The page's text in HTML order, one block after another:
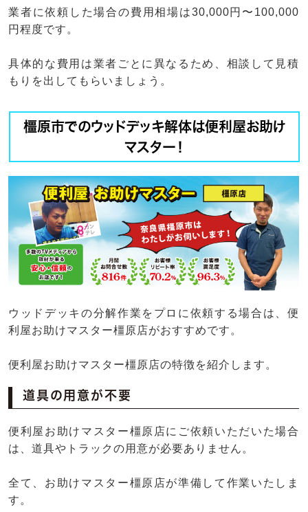
業者に依頼した場合の費用相場は30,000円〜100,000
円程度です。
具体的な費用は業者ごとに異なるため、相談して見積
もりを出してもらいましょう。
橿原市でのウッドデッキ解体は便利屋お助け
マスター！
ウッドデッキの分解作業をプロに依頼する場合は、便
利屋お助けマスター橿原店がおすすめです。
便利屋お助けマスター橿原店の特徴を紹介します。
道具の用意が不要
便利屋お助けマスター橿原店にご依頼いただいた場合
は、道具やトラックの用意が必要ありません。
全て、お助けマスター橿原店が準備して作業いたしま
す。